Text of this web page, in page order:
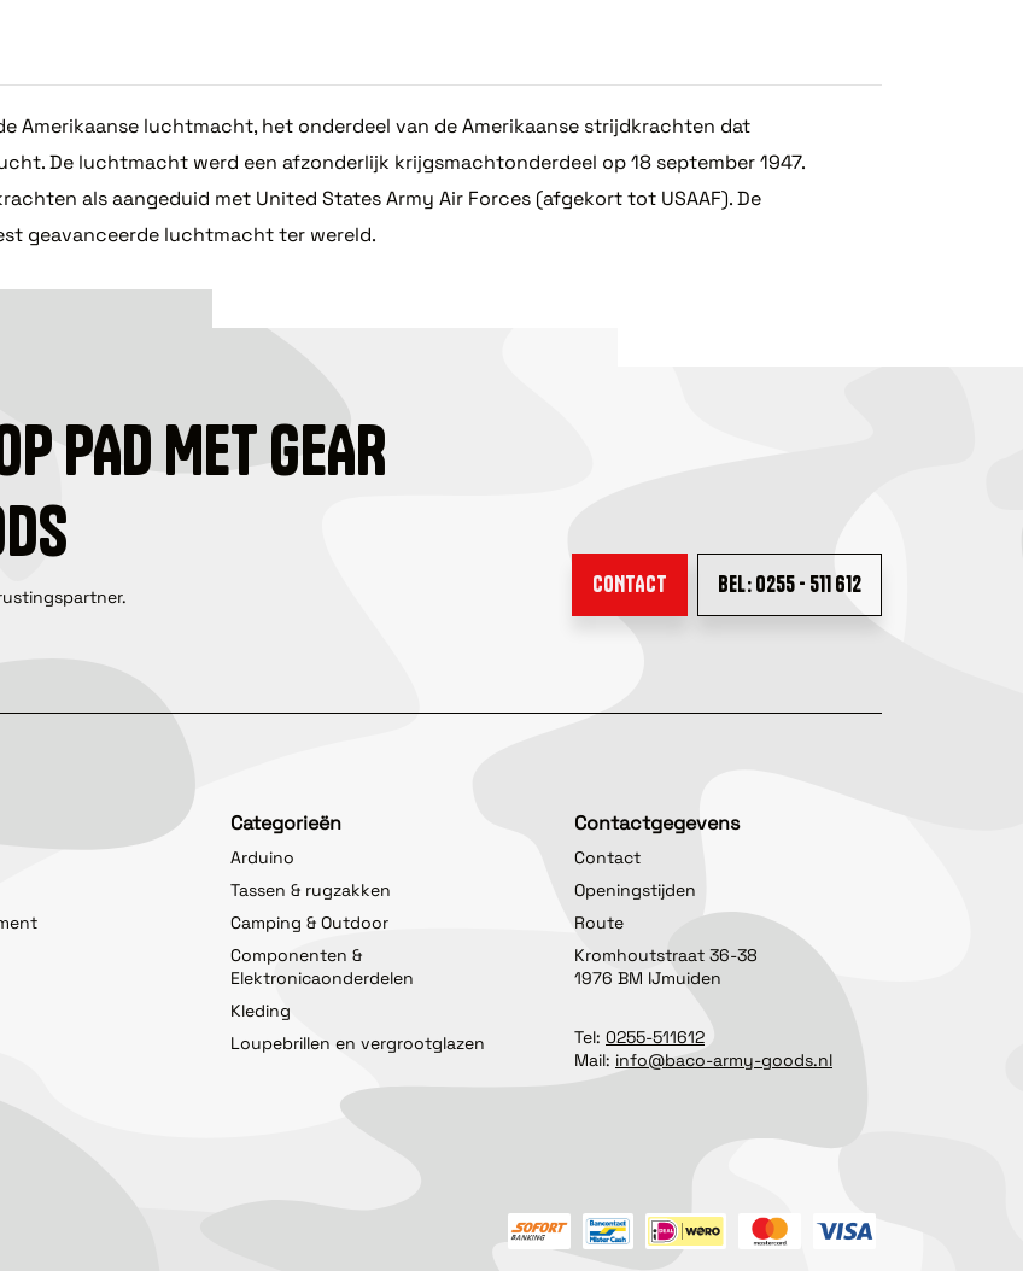
Amerikaanse luchtmacht, het onderdeel van de Amerikaanse strijdkrachten dat
De luchtmacht werd een afzonderlijk krijgsmachtonderdeel op 18 september 1947.
als aangeduid met United States Army Air Forces (afgekort tot USAAF). De
geavanceerde luchtmacht ter wereld.
PAD MET GEAR
CONTACT BEL: 0255 - 511 612
Categorieën
Arduino
Tassen & rugzakken
Camping & Outdoor
Componenten &
Elektronicaonderdelen
Kleding
Loupebrillen en vergrootglazen
Contactgegevens
Contact
Openingstijden
Route
Kromhoutstraat 36-38
1976 BM IJmuiden
Tel: 0255-511612
Mail: info@baco-army-goods.nl